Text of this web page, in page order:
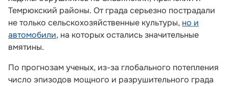
Темрюкский районы. От града серьезно пострадали
не только сельскохозяйственные культуры, но и
автомобили, на которых остались значительные
вмятины.
По прогнозам ученых, из-за глобального потепления
число эпизодов мощного и разрушительного града